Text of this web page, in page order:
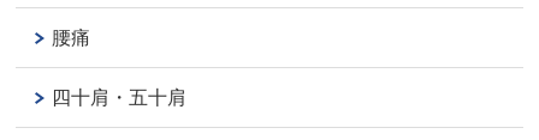
腰痛
四十肩・五十肩